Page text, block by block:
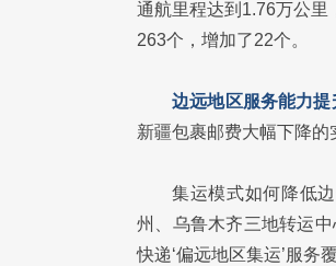
通航里程达到1.76万公
263个，增加了22个。
边远地区服务能力
新疆包裹邮费大幅下降的
集运模式如何降低
州、乌鲁木齐三地转运
快递‘偏远地区集运’服